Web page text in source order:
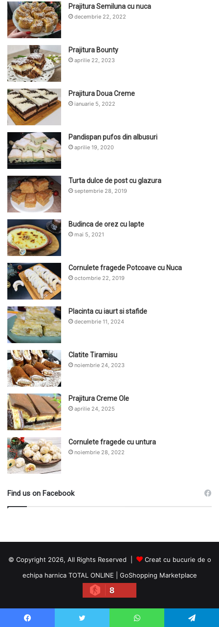
Prajitura Semiluna cu nuca
decembrie 22, 2022
Prajitura Bounty
aprilie 22, 2023
Prajitura Doua Creme
ianuarie 5, 2022
Pandispan pufos din albusuri
aprilie 19, 2020
Turta dulce de post cu glazura
septembrie 28, 2019
Budinca de orez cu lapte
mai 5, 2021
Cornulete fragede Potcoave cu Nuca
octombrie 22, 2019
Placinta cu iaurt si stafide
decembrie 11, 2024
Clatite Tiramisu
noiembrie 24, 2023
Prajitura Creme Ole
aprilie 24, 2025
Cornulete fragede cu untura
noiembrie 28, 2022
Find us on Facebook
© Copyright 2026, All Rights Reserved |
Creat cu bucurie de o
echipa harnica TOTAL ONLINE
GoShopping Marketplace
8